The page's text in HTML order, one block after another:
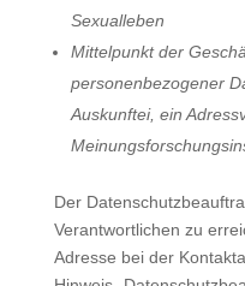
Sexualleben
Mittelpunkt der
personenbezogener
Auskunftei, ein
Der
Verantwortlichen zu
Adresse bei der